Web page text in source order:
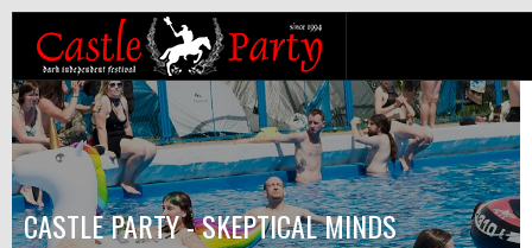
CASTLE PARTY - SKEPTICAL MINDS